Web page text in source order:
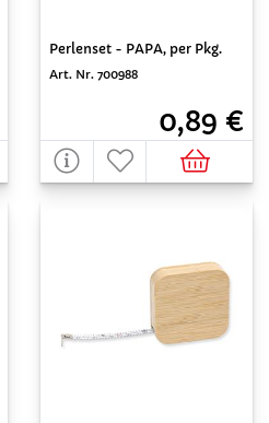
Perlenset - PAPA, per Pkg.
Art. Nr. 700988
0,89 €